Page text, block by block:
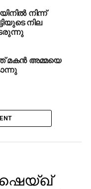
2025
നിന്ന്
നില
മകന്‍ അമ്മയെ
ഷെയ്ഖ്